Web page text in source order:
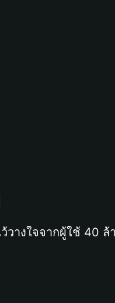
วางใจจากผู้ใช้ 40 ล้